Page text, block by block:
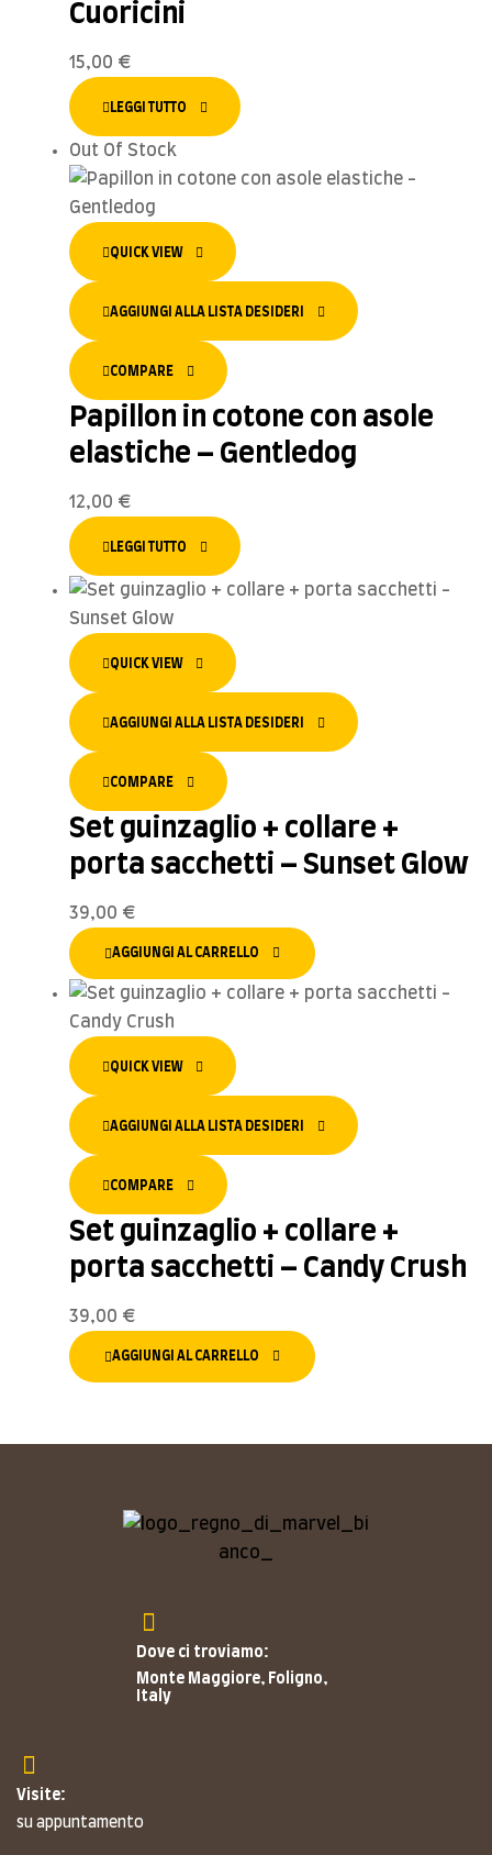
Cuoricini
15,00 €
LEGGI TUTTO
Out Of Stock
QUICK VIEW
AGGIUNGI ALLA LISTA DESIDERI
COMPARE
Papillon in cotone con asole
elastiche – Gentledog
12,00 €
LEGGI TUTTO
QUICK VIEW
AGGIUNGI ALLA LISTA DESIDERI
COMPARE
Set guinzaglio + collare +
porta sacchetti – Sunset Glow
39,00 €
AGGIUNGI AL CARRELLO
QUICK VIEW
AGGIUNGI ALLA LISTA DESIDERI
COMPARE
Set guinzaglio + collare +
porta sacchetti – Candy Crush
39,00 €
AGGIUNGI AL CARRELLO
Dove ci troviamo:
Monte Maggiore, Foligno,
Italy
Visite:
su appuntamento